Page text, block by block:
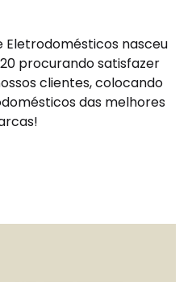
Eletrodomésticos nasceu
procurando satisfazer
clientes, colocando
das melhores